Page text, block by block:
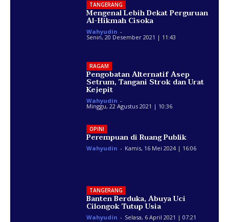
TANGERANG
Mengenal Lebih Dekat Perguruan
Al-Hikmah Cisoka
Wahyudin -
Senin, 20 Desember 2021 | 11:43
RAGAM
Pengobatan Alternatif Asep
Setrum, Tangani Strok dan Urat
Kejepit
Wahyudin -
Minggu, 22 Agustus 2021 | 10:36
OPINI
Perempuan di Ruang Publik
Wahyudin - Kamis, 16 Mei 2024 | 16:06
TANGERANG
Banten Berduka, Abuya Uci
Cilongok Tutup Usia
Wahyudin - Selasa, 6 April 2021 | 07:21